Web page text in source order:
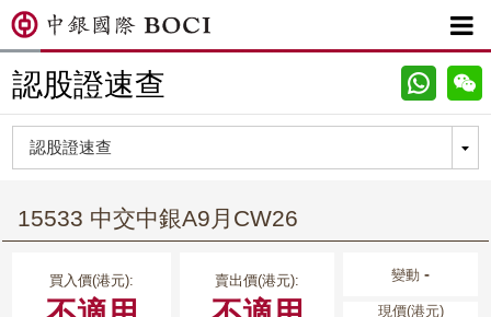

認股證速查
15533 中交中銀A9月CW26
買入價(港元): 賣出價(港元): 變動-
現價(港元)